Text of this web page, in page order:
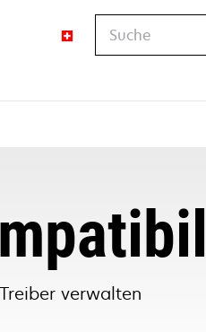
Suche
verwalten